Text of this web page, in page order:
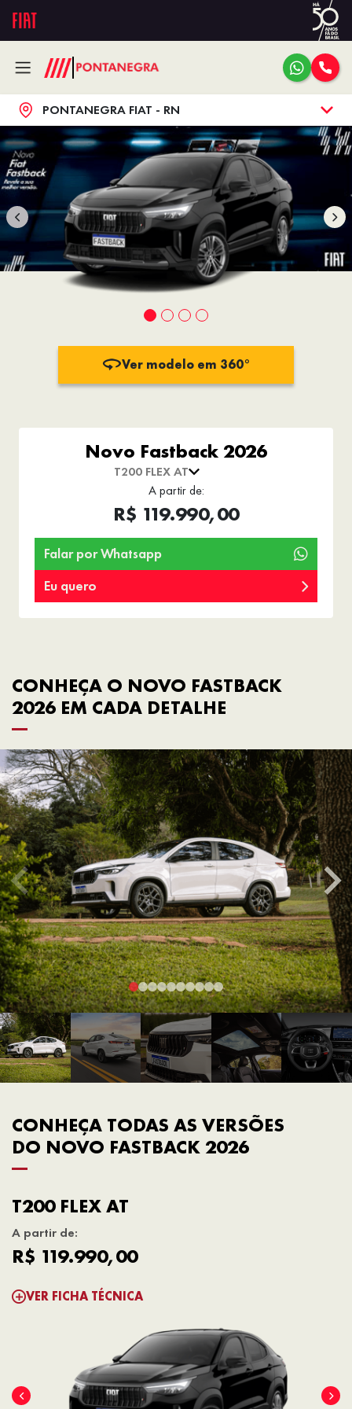
PONTANEGRA FIAT - RN
Ver modelo em 360°
Novo Fastback 2026
T200 FLEX AT
A partir de:
R$ 119.990,00
Falar por Whatsapp
Eu quero
CONHEÇA O NOVO FASTBACK
2026 EM CADA DETALHE
CONHEÇA TODAS AS VERSÕES
DO NOVO FASTBACK 2026
T200 FLEX AT
A partir de:
R$ 119.990,00
VER FICHA TÉCNICA